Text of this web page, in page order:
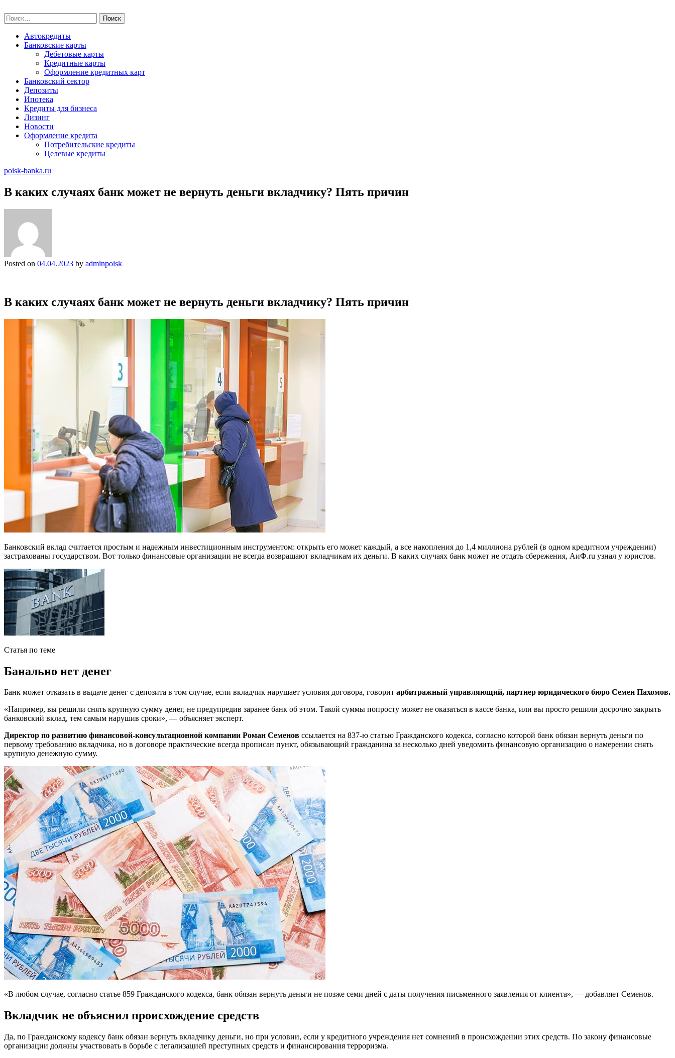
to
content
Найти:
Автокредиты
Банковские карты
Дебетовые карты
Кредитные карты
Оформление кредитных карт
Банковский сектор
Депозиты
Ипотека
Кредиты для бизнеса
Лизинг
Новости
Оформление кредита
Потребительские кредиты
Целевые кредиты
poisk-banka.ru
В каких случаях банк может не вернуть деньги вкладчику? Пять причин
Posted on 04.04.2023 by adminpoisk
В каких случаях банк может не вернуть деньги вкладчику? Пять причин
Банковский вклад считается простым и надежным инвестиционным инструментом: открыть его может каждый, а все накопления до 1,4 миллиона рублей (в одном кредитном учреждении)
застрахованы государством. Вот только финансовые организации не всегда возвращают вкладчикам их деньги. В каких случаях банк может не отдать сбережения, АиФ.ru узнал у юристов.
Статья по теме
Банально нет денег
Банк может отказать в выдаче денег с депозита в том случае, если вкладчик нарушает условия договора, говорит арбитражный управляющий, партнер юридического бюро Семен Пахомов.
«Например, вы решили снять крупную сумму денег, не предупредив заранее банк об этом. Такой суммы попросту может не оказаться в кассе банка, или вы просто решили досрочно закрыть
банковский вклад, тем самым нарушив сроки», — объясняет эксперт.
Директор по развитию финансовой-консультационной компании Роман Семенов ссылается на 837-ю статью Гражданского кодекса, согласно которой банк обязан вернуть деньги по
первому требованию вкладчика, но в договоре практические всегда прописан пункт, обязывающий гражданина за несколько дней уведомить финансовую организацию о намерении снять
крупную денежную сумму.
«В любом случае, согласно статье 859 Гражданского кодекса, банк обязан вернуть деньги не позже семи дней с даты получения письменного заявления от клиента», — добавляет Семенов.
Вкладчик не объяснил происхождение средств
Да, по Гражданскому кодексу банк обязан вернуть вкладчику деньги, но при условии, если у кредитного учреждения нет сомнений в происхождении этих средств. По закону финансовые
организации должны участвовать в борьбе с легализацией преступных средств и финансирования терроризма.